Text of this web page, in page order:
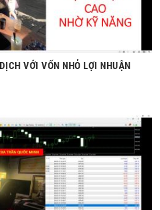
VỚI VỐN NHỎ LỢI NHUẬN